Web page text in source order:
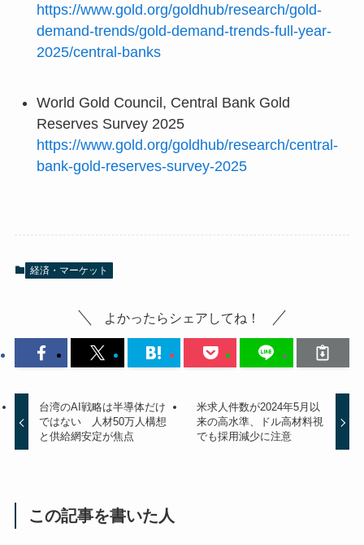
https://www.gold.org/goldhub/research/gold-
demand-trends/gold-demand-trends-full-year-
2025/central-banks
World Gold Council, Central Bank Gold
Reserves Survey 2025
https://www.gold.org/goldhub/research/central-
bank-gold-reserves-survey-2025
経済・マーケット
よかったらシェアしてね！
台湾のAI戦略は半導体だけ
ではない 人材50万人構想
と供給網安定が焦点
米求人件数が2024年5月以
来の高水準、ドル高材料視
でも採用減少に注意
この記事を書いた人